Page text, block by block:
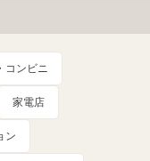
コンビニ
家電店
ン